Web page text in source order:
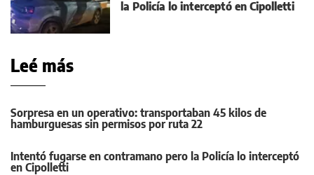
la Policía lo interceptó en Cipolletti
Leé más
Sorpresa en un operativo: transportaban 45 kilos de
hamburguesas sin permisos por ruta 22
Intentó fugarse en contramano pero la Policía lo interceptó
en Cipolletti